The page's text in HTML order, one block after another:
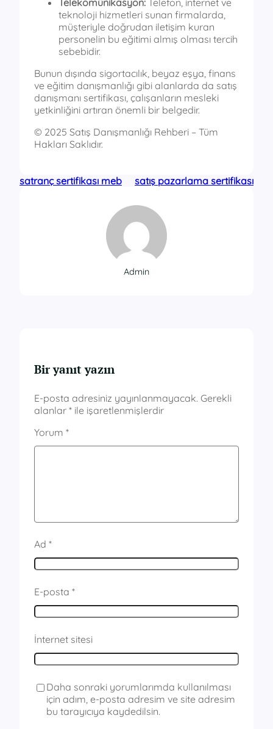
Telekomünikasyon: Telefon, internet ve
teknoloji hizmetleri sunan firmalarda,
müşteriyle doğrudan iletişim kuran
personelin bu eğitimi almış olması tercih
sebebidir.
Bunun dışında sigortacılık, beyaz eşya, finans
ve eğitim danışmanlığı gibi alanlarda da satış
danışmanı sertifikası, çalışanların mesleki
yetkinliğini artıran önemli bir belgedir.
© 2025 Satış Danışmanlığı Rehberi – Tüm
Hakları Saklıdır.
satranç sertifikası meb satış pazarlama sertifikası
Admin
Bir yanıt yazın
E-posta adresiniz yayınlanmayacak. Gerekli
alanlar * ile işaretlenmişlerdir
Yorum *
Ad *
E-posta *
İnternet sitesi
Daha sonraki yorumlarımda kullanılması
için adım, e-posta adresim ve site adresim
bu tarayıcıya kaydedilsin.